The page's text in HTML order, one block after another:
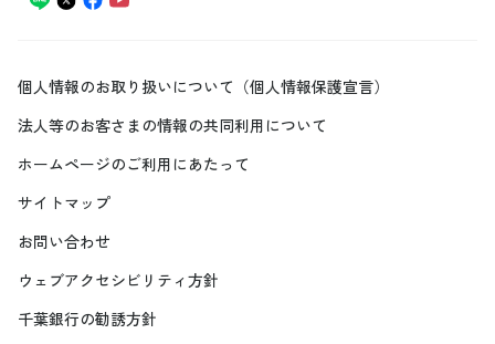
個人情報のお取り扱いについて（個人情報保護宣言）
法人等のお客さまの情報の共同利用について
ホームページのご利用にあたって
サイトマップ
お問い合わせ
ウェブアクセシビリティ方針
千葉銀行の勧誘方針